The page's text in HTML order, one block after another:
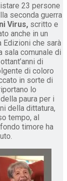
23 persone
seconda guerra
Virus, scritto e
anche in un
Edizioni che sarà
sala comunale di
di
di coloro
in sorte di
lo
paura per i
della dittatura,
tempo, al
timore ha